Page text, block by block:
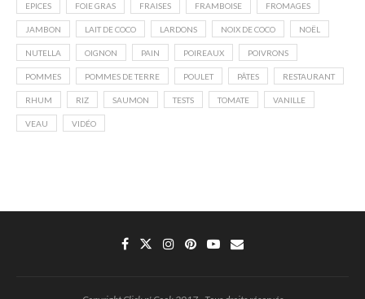
EPICES FOIE GRAS FRAISES FRAMBOISE FROMAGES
JAMBON LAIT DE COCO LARDONS NOIX DE COCO NOËL
NUTELLA OIGNON PAIN POIREAUX POIVRONS
POMMES POMMES DE TERRE POULET PÂTES RESTAURANT
RHUM RIZ SAUMON TESTS TOMATE VANILLE
VEAU VIDÉO